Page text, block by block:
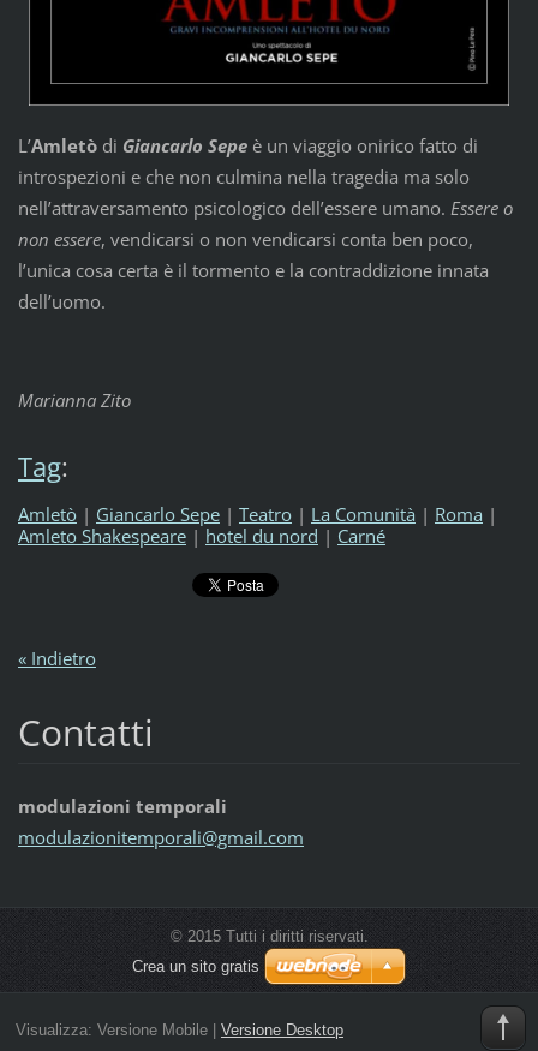
L’Amletòdi Giancarlo Sepeè un viaggio onirico fatto di
introspezioni e che non culmina nella tragedia ma solo
nell’attraversamento psicologico dell’essere umano. Essere o
non essere, vendicarsi o non vendicarsi conta ben poco,
l’unica cosa certa è il tormento e la contraddizione innata
dell’uomo.
Marianna Zito
Tag:
Amletò | Giancarlo Sepe | Teatro | La Comunità | Roma |
Amleto Shakespeare | hotel du nord | Carné
« Indietro
Contatti
modulazioni temporali
modulazionitemporali@gmail.com
© 2015 Tutti i diritti riservati.
Crea un sito gratis
Visualizza: Versione Mobile| Versione Desktop